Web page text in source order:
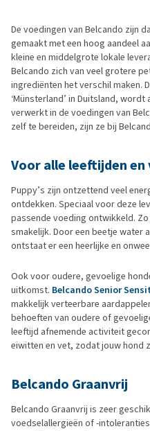
De voedingen van Belcando zijn
gemaakt met een hoog aandeel
kleine en middelgrote lokale
Belcando zich van veel grotere
ingrediënten het verschil maken.
‘Münsterland’ in Duitsland,
verwerkt in de voedingen van
zelf te bereiden, zijn ze bij
Voor alle leeftijden
Puppy’s zijn ontzettend veel
ontdekken. Speciaal voor deze
passende voeding ontwikkeld. Zo
smakelijk. Door een beetje water
ontstaat er een heerlijke en
Ook voor oudere, gevoelige
uitkomst. Belcando Senior
makkelijk verteerbare
behoeften van oudere of
leeftijd afnemende activiteit
eiwitten en vet, zodat jouw hond
Belcando Graanvrij
Belcando Graanvrij is zeer
voedselallergieën of -